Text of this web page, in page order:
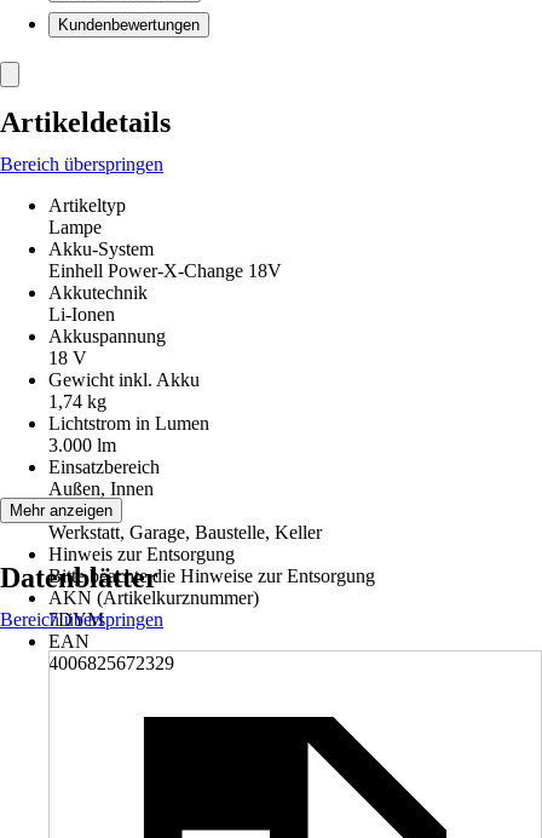
Kundenbewertungen
Artikeldetails
Bereich überspringen
Artikeltyp
Lampe
Akku-System
Einhell Power-X-Change 18V
Akkutechnik
Li-Ionen
Akkuspannung
18 V
Gewicht inkl. Akku
1,74 kg
Lichtstrom in Lumen
3.000 lm
Einsatzbereich
Außen, Innen
Räume
Werkstatt, Garage, Baustelle, Keller
Hinweis zur Entsorgung
Bitte beachte die Hinweise zur Entsorgung
AKN (Artikelkurznummer)
7DYM
EAN
4006825672329
Mehr anzeigen
Datenblätter
Bereich überspringen